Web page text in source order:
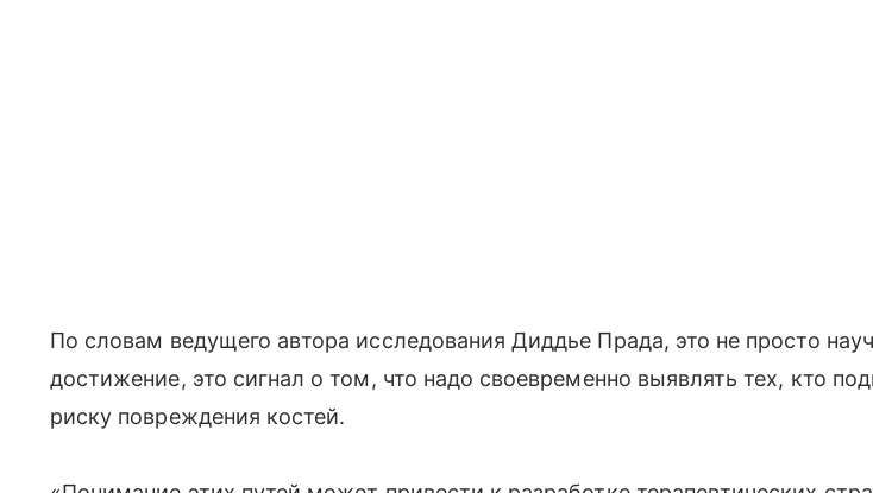
По словам ведущего автора исследования Диддье Прада, это не просто
достижение, это сигнал о том, что надо своевременно выявлять тех, кто
риску повреждения костей.